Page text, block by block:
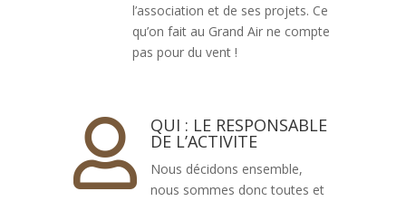
l’association et de ses projets. Ce
qu’on fait au Grand Air ne compte
pas pour du vent !
 QUI : LE RESPONSABLE
DE L’ACTIVITE
Nous décidons ensemble,
nous sommes donc toutes et